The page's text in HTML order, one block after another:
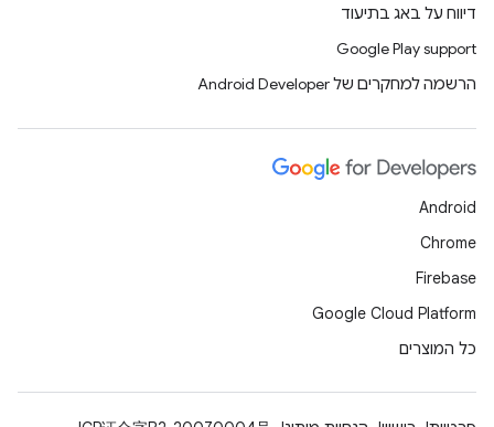
דיווח על באג בתיעוד
Google Play support
הרשמה למחקרים של Android Developer
Android
Chrome
Firebase
Google Cloud Platform
כל המוצרים